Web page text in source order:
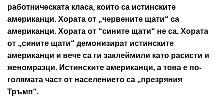
работническата класа, които са истинските
американци. Хората от „червените щати“ са
американци. Хората от “сините щати“ не са. Хората
от „сините щати“ демонизират истинските
американци и вече са ги заклеймили като расисти и
женомразци. Истинските американци, а това е по-
голямата част от населението са „презряния
Тръмп“.